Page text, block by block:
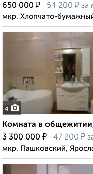
650 000 ₽ 54 200 ₽ за
мкр. Хлопчато-
4
Комната в
3 300 000 ₽ 47 200 ₽
мкр. Пашковский,